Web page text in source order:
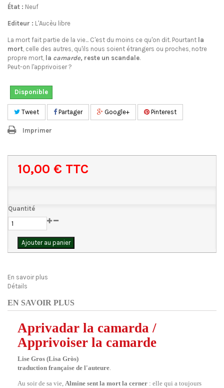
État : Neuf
Editeur : L'Aucèu libre
La mort fait partie de la vie... C'est du moins ce qu'on dit. Pourtant la
mort, celle des autres, qu'ils nous soient étrangers ou proches, notre
propre mort, la camarde, reste un scandale.
Peut-on l'apprivoiser ?
Disponible
Tweet Partager Google+ Pinterest
Imprimer
10,00 € TTC
Quantité
Ajouter au panier
En savoir plus
Détails
EN SAVOIR PLUS
Aprivadar la camarda /
Apprivoiser la camarde
Lise Gros (Lisa Gròs)
traduction française de l'auteure.
Au soir de sa vie, Almine sent la mort la cerner : elle qui a toujours